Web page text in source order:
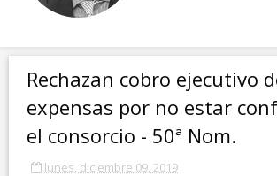
Rechazan cobro ejecutivo
expensas por no estar
el consorcio - 50ª Nom.
lunes, diciembre 09, 2019